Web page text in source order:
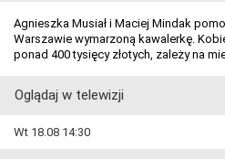
Agnieszka Musiał i Maciej Mindak
Warszawie wymarzoną kawalerkę.
ponad 400 tysięcy złotych, zależy na
Oglądaj w telewizji
Wt 18.08 14:30